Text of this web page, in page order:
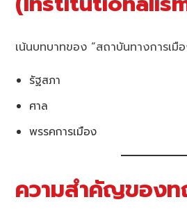
เน้นบทบาทของ “สถาบันทางการเมือ
รัฐสภา
ศาล
พรรคการเมือง
ความสำคัญของ